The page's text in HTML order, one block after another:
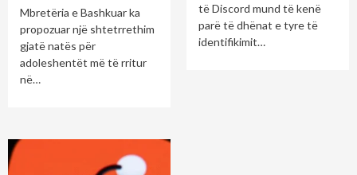
Mbretëria e Bashkuar ka
propozuar një shtetrrethim
gjatë natës për
adoleshentët më të rritur
në…
të Discord mund të kenë
parë të dhënat e tyre të
identifikimit…